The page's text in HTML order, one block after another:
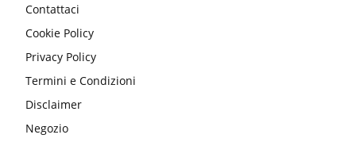
Contattaci
Cookie Policy
Privacy Policy
Termini e Condizioni
Disclaimer
Negozio